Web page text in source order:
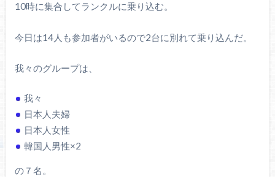
10時に集合してランクルに乗り込む。
今日は14人も参加者がいるので2台に別れて乗り込んだ。
我々のグループは、
我々
日本人夫婦
日本人女性
韓国人男性×2
の７名。